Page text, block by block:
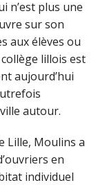
n’est plus une
sur son
aux élèves ou
lillois est
aujourd’hui
autour.
Lille, Moulins a
en
individuel